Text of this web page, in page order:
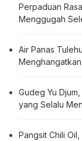
Perpaduan
Menggugah
Air Panas
Gudeg Yu
yang Selalu
Pangsit Chili